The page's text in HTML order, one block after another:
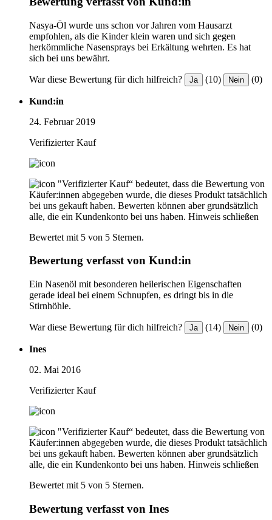
Nasya-Öl wurde uns schon vor Jahren vom Hausarzt
empfohlen, als die Kinder klein waren und sich gegen
herkömmliche Nasensprays bei Erkältung wehrten. Es hat
sich bei uns bewährt.
War diese Bewertung für dich hilfreich? Ja (10) Nein (0)
Kund:in
24. Februar 2019
Verifizierter Kauf
"Verifizierter Kauf“ bedeutet, dass die Bewertung von
Käufer:innen abgegeben wurde, die dieses Produkt tatsächlich
bei uns gekauft haben. Bewerten können aber grundsätzlich
alle, die ein Kundenkonto bei uns haben. Hinweis schließen
Bewertet mit 5 von 5 Sternen.
Bewertung verfasst von Kund:in
Ein Nasenöl mit besonderen heilerischen Eigenschaften
gerade ideal bei einem Schnupfen, es dringt bis in die
Stirnhöhle.
War diese Bewertung für dich hilfreich? Ja (14) Nein (0)
Ines
02. Mai 2016
Verifizierter Kauf
"Verifizierter Kauf“ bedeutet, dass die Bewertung von
Käufer:innen abgegeben wurde, die dieses Produkt tatsächlich
bei uns gekauft haben. Bewerten können aber grundsätzlich
alle, die ein Kundenkonto bei uns haben. Hinweis schließen
Bewertet mit 5 von 5 Sternen.
Bewertung verfasst von Ines